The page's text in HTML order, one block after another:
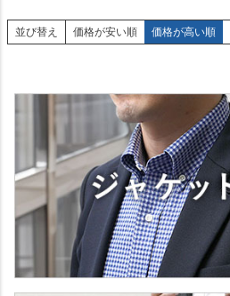
並び替え 価格が安い順 価格が高い順